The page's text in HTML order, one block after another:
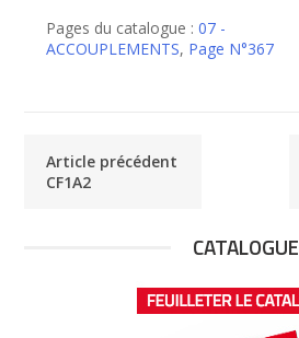
Pages du catalogue :07 -
ACCOUPLEMENTS, Page N°367
Article précédent
CF1A2
CATALOGUE